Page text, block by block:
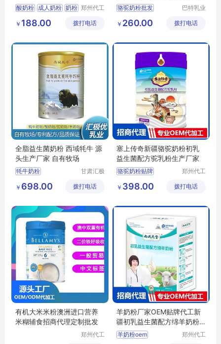
酸奶粉 成人奶粉 奶粉 郑州代工
技有限公
￥ 188.00 拨打电话
工巴特乳业
骆驼奶粉批发
驼奶粉贴牌
巴特乳业
有限公司
￥ 260.00 拨打电话
全脂益生菌奶粉 西域牦牛 源
头生产厂家 自有牧场
牦牛奶粉
甘肃牦牛奶粉
牦牛奶粉批发
甘肃汇极
限公司
￥ 698.00 拨打电话
塞上传奇新疆骆驼奶粉初乳
益生菌配方驼乳粉生产厂家
骆驼奶粉贴牌
骆驼奶粉oem
驼乳粉oem
郑州代工
技有限公
￥ 398.00 拨打电话
有机大米米粉澳洲进口营养
米糊辅食招商代理定制批发
郑州代工
羊奶粉厂家OEM贴牌代工新
疆初乳益生菌配方绵羊奶粉
定制
羊奶粉oem
郑州代工